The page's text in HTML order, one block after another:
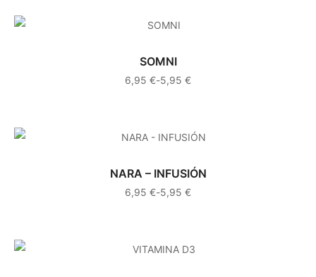
SOMNI
5,95 €
-
6,95 €
NARA – INFUSIÓN
5,95 €
-
6,95 €